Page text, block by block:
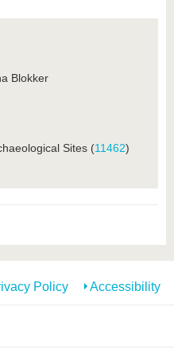
Blokker
Sites (11462)
Policy Accessibility